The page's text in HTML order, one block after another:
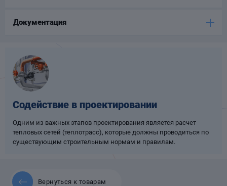
Документация
Содействие в проектировании
Одним из важных этапов проектирования является расчет
тепловых сетей (теплотрасс), которые должны проводиться по
существующим строительным нормам и правилам.
Вернуться к товарам
Компенсаторы